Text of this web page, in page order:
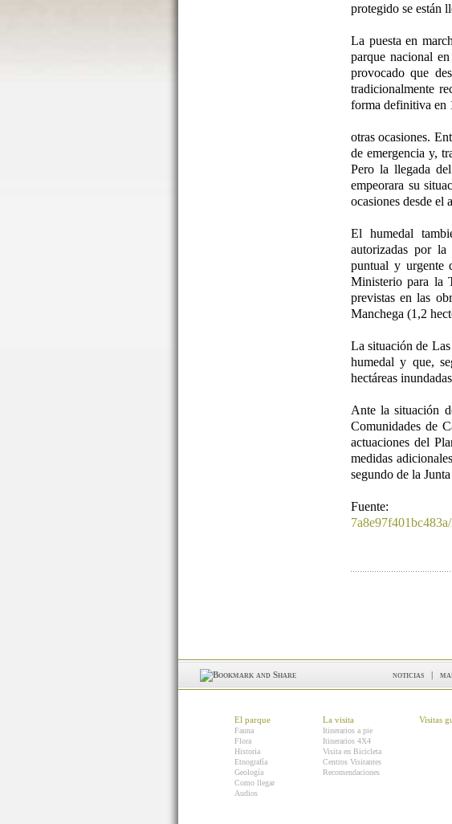
protegido se están
La puesta en
parque nacional
provocado que
tradicionalmente
forma definitiva en
otras ocasiones.
de emergencia y,
Pero la llegada
empeorara su
ocasiones desde el
El humedal
autorizadas por
puntual y urgente
Ministerio para la
previstas en las
Manchega (1,2
La situación de
humedal y que,
hectáreas
Ante la situación
Comunidades de
actuaciones del
medidas
segundo de la
noticias |
El parque
Fauna
Flora
Historia
Etnografía
Geología
Como llegar
Audios
La visita
Itinerarios a pie
Itinerarios 4X4
Visita en Bicicleta
Centros Visitantes
Recomendaciones
Visitas